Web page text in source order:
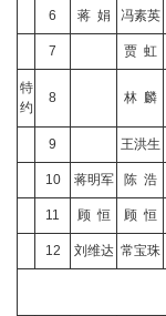
6 蒋 娟 冯素英
7 贾 虹
特
约
8 林 麟
9 王洪生
10 蒋明军 陈 浩
11 顾 恒 顾 恒
12 刘维达 常宝珠